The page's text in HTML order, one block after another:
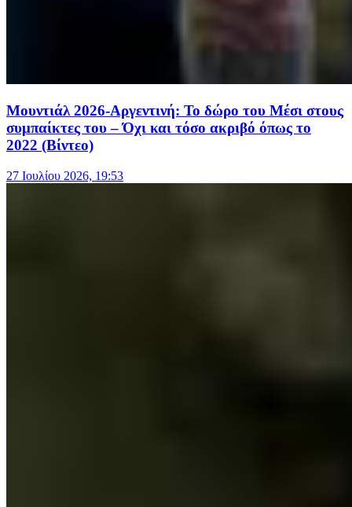
Μουντιάλ 2026-Αργεντινή: Το δώρο του Μέσι στους
συμπαίκτες του – Όχι και τόσο ακριβό όπως το
2022 (Βίντεο)
27 Ιουλίου 2026, 19:53